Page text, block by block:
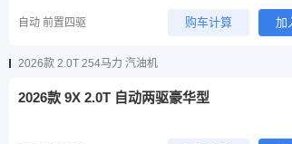
自动 前置四驱 购车计算 加
2026款 2.0T 254马力 汽油机
2026款 9X 2.0T 自动两驱豪华型